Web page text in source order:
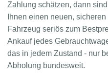
Zahlung schätzen, dann
Ihnen einen neuen,
Fahrzeug seriös zum
Ankauf jedes
das in jedem Zustand - nur
Abholung bundesweit.